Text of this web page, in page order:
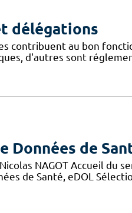
délégations
contribuent au bon
d'autres sont
Données de
NAGOT Accueil du
de Santé, eDOL